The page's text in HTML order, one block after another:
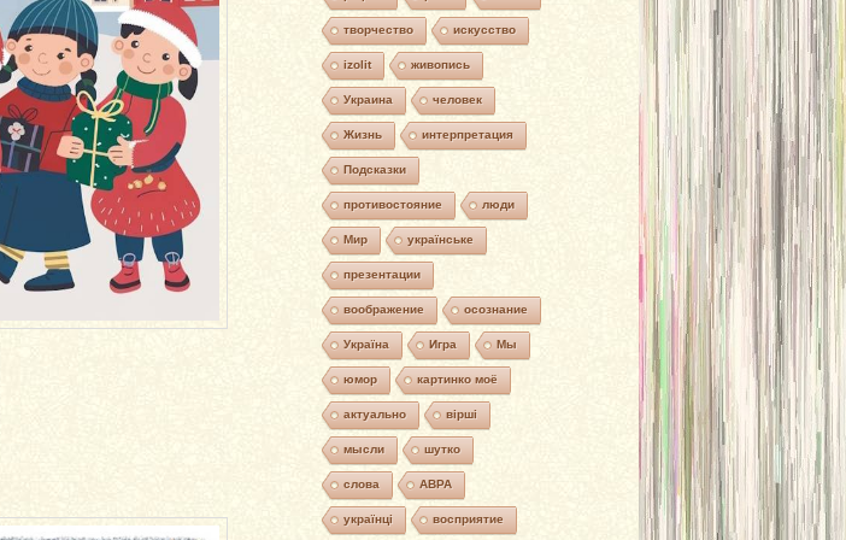
творчество искусство
izolit живопись
Украина человек
Жизнь интерпретация
Подсказки
противостояние люди
Мир українське
презентации
воображение осознание
Україна Игра Мы
юмор картинко моё
актуально вірші
мысли шутко
слова АВРА
українці восприятие